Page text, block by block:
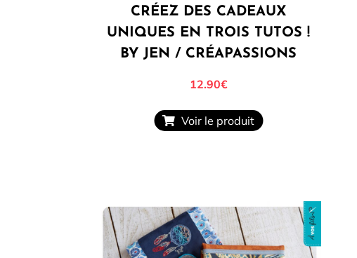
CRÉEZ DES CADEAUX
UNIQUES EN TROIS TUTOS !
BY JEN / CRÉAPASSIONS
12.90€
Voir le produit